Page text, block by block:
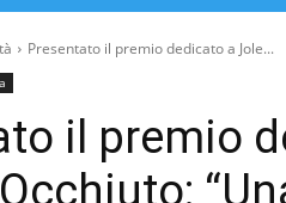
Presentato il premio dedicato a Jole...
il premio